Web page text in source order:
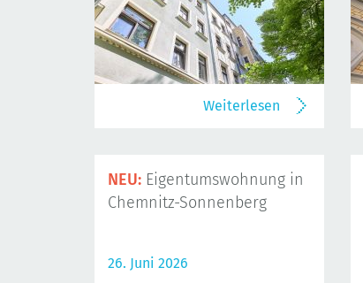
Weiterlesen
NEU: Eigentumswohnung in
Chemnitz-Sonnenberg
26. Juni 2026